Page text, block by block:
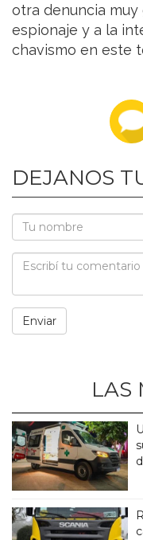
otra denuncia
espionaje y a la
chavismo en este
DEJANOS
LAS